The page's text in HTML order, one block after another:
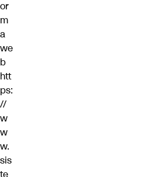
or
m
a
we
b
htt
ps:
//
w
w
w.
sis
te